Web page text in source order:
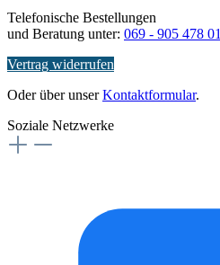
Telefonische Bestellungen
und Beratung unter: 069 - 905 478 01
Vertrag widerrufen
Oder über unserKontaktformular.
Soziale Netzwerke